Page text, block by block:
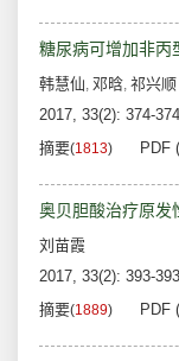
糖尿病可增加非丙
韩慧仙, 邓晗, 祁兴顺
2017, 33(2): 374-
摘要(1813) PDF
奥贝胆酸治疗原发
刘苗霞
2017, 33(2): 393-
摘要(1889) PDF